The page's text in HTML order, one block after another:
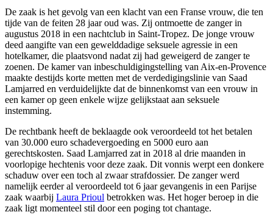
De zaak is het gevolg van een klacht van een Franse vrouw, die ten
tijde van de feiten 28 jaar oud was. Zij ontmoette de zanger in
augustus 2018 in een nachtclub in Saint-Tropez. De jonge vrouw
deed aangifte van een gewelddadige seksuele agressie in een
hotelkamer, die plaatsvond nadat zij had geweigerd de zanger te
zoenen. De kamer van inbeschuldigingstelling van Aix-en-Provence
maakte destijds korte metten met de verdedigingslinie van Saad
Lamjarred en verduidelijkte dat de binnenkomst van een vrouw in
een kamer op geen enkele wijze gelijkstaat aan seksuele
instemming.
De rechtbank heeft de beklaagde ook veroordeeld tot het betalen
van 30.000 euro schadevergoeding en 5000 euro aan
gerechtskosten. Saad Lamjarred zat in 2018 al drie maanden in
voorlopige hechtenis voor deze zaak. Dit vonnis werpt een donkere
schaduw over een toch al zwaar strafdossier. De zanger werd
namelijk eerder al veroordeeld tot 6 jaar gevangenis in een Parijse
zaak waarbij Laura Prioul betrokken was. Het hoger beroep in die
zaak ligt momenteel stil door een poging tot chantage.